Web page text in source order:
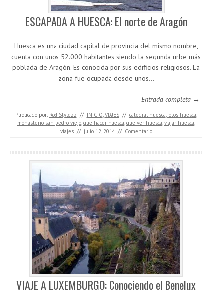
ESCAPADA A HUESCA: El norte de Aragón
Huesca es una ciudad capital de provincia del mismo nombre,
cuenta con unos 52.000 habitantes siendo la segunda urbe más
poblada de Aragón. Es conocida por sus edificios religiosos. La
zona fue ocupada desde unos…
Entrada completa →
Publicado por: Rod Stylezz // INICIO,VIAJES // catedral huesca,fotos huesca,
monasterio san pedro viejo,que hacer huesca,que ver huesca,viajar huesca,
viajes // julio 12, 2014 // Comentario
VIAJE A LUXEMBURGO: Conociendo el Benelux